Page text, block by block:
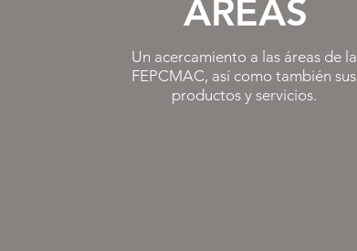
ÁREAS
Un acercamiento a las áreas de la
FEPCMAC, así como también sus
productos y servicios.